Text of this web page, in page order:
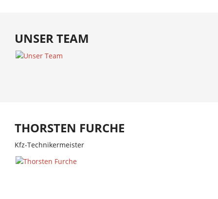
UNSER TEAM
THORSTEN FURCHE
Kfz-Technikermeister